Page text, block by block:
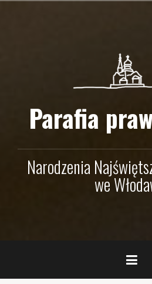
Parafia
Narodzenia
we